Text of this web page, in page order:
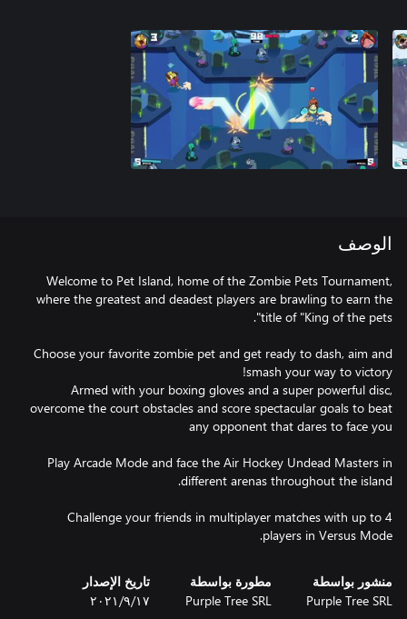
الوصف
Welcome to Pet Island, home of the Zombie Pets Tournament,
where the greatest and deadest players are brawling to earn the
Choose your favorite zombie pet and get ready to dash, aim and
Armed with your boxing gloves and a super powerful disc,
overcome the court obstacles and score spectacular goals to beat
Play Arcade Mode and face the Air Hockey Undead Masters in
Challenge your friends in multiplayer matches with up to 4
players in Versus Mode.
منشور بواسطة
Purple Tree SRL
مطورة بواسطة
Purple Tree SRL
تاريخ الإصدار
١٧‏/٩‏/٢٠٢١